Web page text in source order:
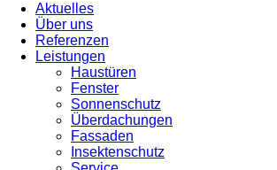
Aktuelles
Über uns
Referenzen
Leistungen
Haustüren
Fenster
Sonnenschutz
Überdachungen
Fassaden
Insektenschutz